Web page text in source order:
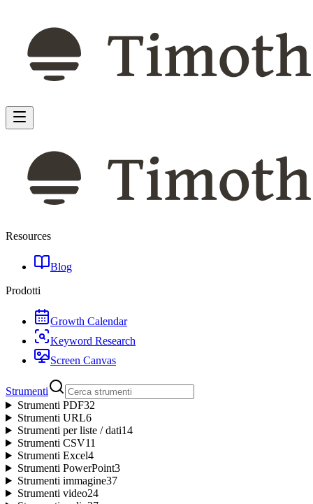
Resources
Blog
Prodotti
Growth Calendar
Keyword Research
Screen Canvas
Strumenti
Strumenti PDF32
Strumenti URL6
Strumenti per liste / dati14
Strumenti CSV11
Strumenti Excel4
Strumenti PowerPoint3
Strumenti immagine37
Strumenti video24